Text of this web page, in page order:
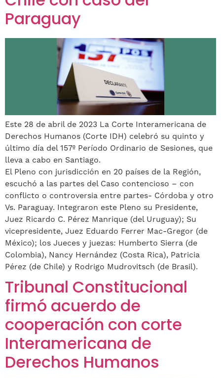
Paraguay
Este 28 de abril de 2023 La Corte Interamericana de
Derechos Humanos (Corte IDH) celebró su quinto y
último día del 157º Período Ordinario de Sesiones, que
lleva a cabo en Santiago.
El Pleno con jurisdicción en 20 países de la Región,
escuchó a las partes del Caso contencioso – con
conflicto o controversia entre partes- Córdoba y otro
Vs. Paraguay. Integraron este Pleno su Presidente,
Juez Ricardo C. Pérez Manrique (del Uruguay); Su
vicepresidente, Juez Eduardo Ferrer Mac-Gregor (de
México); los Jueces y juezas: Humberto Sierra (de
Colombia), Nancy Hernández (Costa Rica), Patricia
Pérez (de Chile) y Rodrigo Mudrovitsch (de Brasil).
Tribunal Constitucional
firmó acuerdo de
cooperación con corte
Interamericana de
Derechos Humanos